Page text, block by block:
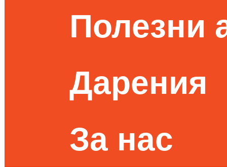
Полезни
Дарения
За нас